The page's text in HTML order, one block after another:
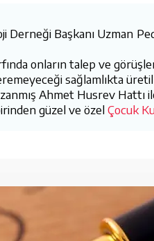
Başkanı Uzman
onların talep ve
sağlamlıkta
Ahmet Husrev Hattı
güzel ve özelÇocuk